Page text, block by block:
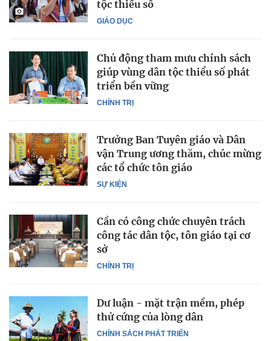
GIÁO DỤC
tộc thiểu số
CHÍNH TRỊ
Chủ động tham mưu chính sách
giúp vùng dân tộc thiểu số phát
triển bền vững
SỰ KIỆN
Trưởng Ban Tuyên giáo và Dân
vận Trung ương thăm, chúc mừng
các tổ chức tôn giáo
CHÍNH TRỊ
Cần có công chức chuyên trách
công tác dân tộc, tôn giáo tại cơ
sở
CHÍNH SÁCH PHÁT TRIỂN
Dư luận - mặt trận mềm, phép
thử cứng của lòng dân